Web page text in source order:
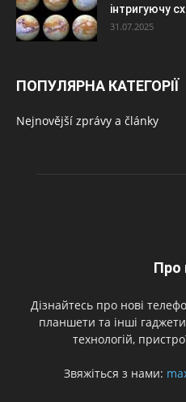
інтригуючу
31.07.2025
ПОПУЛЯРНА КАТЕГОРІЇ
Nejnovější zprávy a články
Про
Дізнайтесь про нові
планшети та інші
технологій,
Звяжіться з нами: